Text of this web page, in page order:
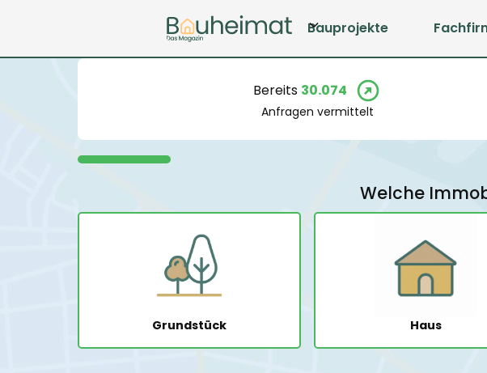
Bauprojekte
Bereits 30.074
Anfragen vermittelt
Welche
Grundstück Haus